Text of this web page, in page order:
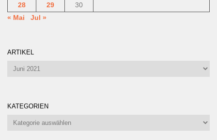
28
29
30
« Mai
Jul »
ARTIKEL
Artikel
KATEGORIEN
Kategorien